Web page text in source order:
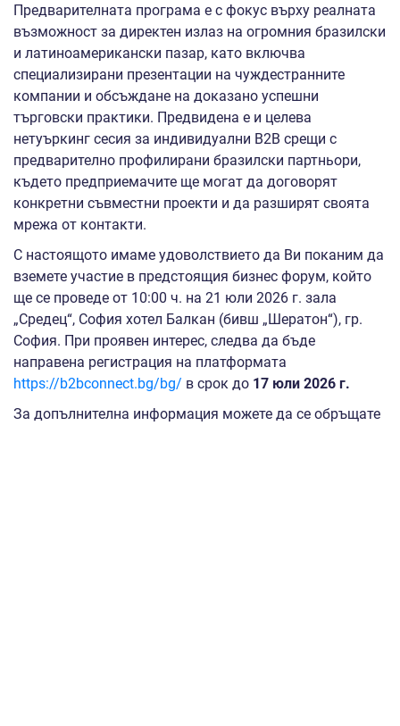
Предварителната програма е с фокус върху реалната
възможност за директен излаз на огромния бразилски
и латиноамерикански пазар, като включва
специализирани презентации на чуждестранните
компании и обсъждане на доказано успешни
търговски практики. Предвидена е и целева
нетуъркинг сесия за индивидуални B2B срещи с
предварително профилирани бразилски партньори,
където предприемачите ще могат да договорят
конкретни съвместни проекти и да разширят своята
мрежа от контакти.
С настоящото имаме удоволствието да Ви поканим да
вземете участие в предстоящия бизнес форум, който
ще се проведе от 10:00 ч. на 21 юли 2026 г. зала
„Средец“, София хотел Балкан (бивш „Шератон“), гр.
София. При проявен интерес, следва да бъде
направена регистрация на платформата
https://b2bconnect.bg/bg/ в срок до 17 юли 2026 г.
За допълнителна информация можете да се обръщате